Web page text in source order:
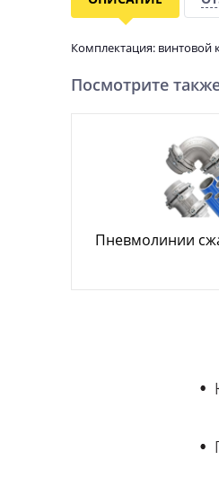
Комплектация: винтовой
Посмотрите
Пневмолинии